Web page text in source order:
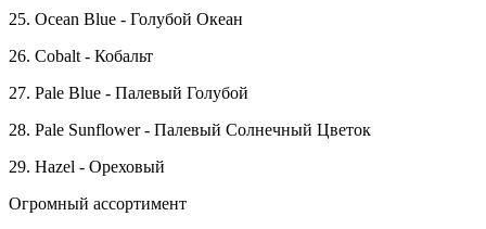
25. Ocean Blue - Голубой Океан
26. Cobalt - Кобальт
27. Pale Blue - Палевый Голубой
28. Pale Sunflower - Палевый Солнечный Цветок
29. Hazel - Ореховый
Огромный ассортимент